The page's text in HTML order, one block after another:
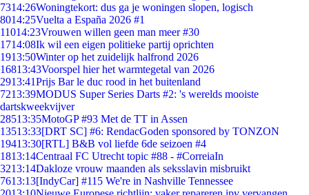
7314:26Woningtekort: dus ga je woningen slopen, logisch
8014:25Vuelta a España 2026 #1
11014:23Vrouwen willen geen man meer #30
1714:08Ik wil een eigen politieke partij oprichten
1913:50Winter op het zuidelijk halfrond 2026
16813:43Voorspel hier het warmtegetal van 2026
2913:41Prijs Bar le duc rood in het buitenland
7213:39MODUS Super Series Darts #2: 's werelds mooiste
dartskweekvijver
28513:35MotoGP #93 Met de TT in Assen
13513:33[DRT SC] #6: RendacGoden sponsored by TONZON
19413:30[RTL] B&B vol liefde 6de seizoen #4
1813:14Centraal FC Utrecht topic #88 - #CorreiaIn
3213:14Dakloze vrouw maanden als seksslavin misbruikt
7613:13[IndyCar] #115 We're in Nashville Tennessee